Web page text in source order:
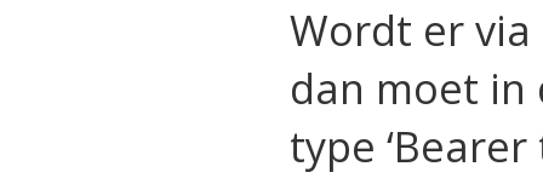
Wordt er
dan moet
type